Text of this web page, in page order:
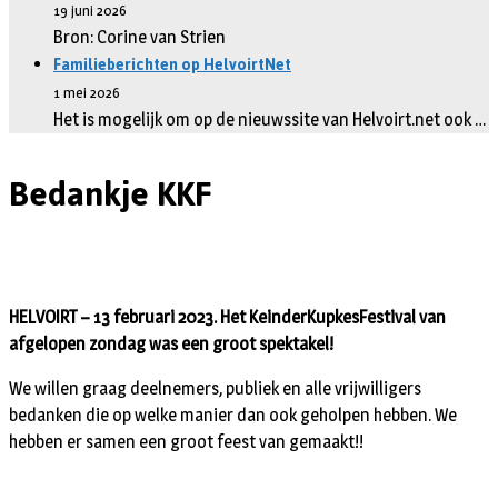
19 juni 2026
Bron: Corine van Strien
Familieberichten op HelvoirtNet
1 mei 2026
Het is mogelijk om op de nieuwssite van Helvoirt.net ook …
Bedankje KKF
HELVOIRT – 13 februari 2023. Het KeinderKupkesFestival van
afgelopen zondag was een groot spektakel!
We willen graag deelnemers, publiek en alle vrijwilligers
bedanken die op welke manier dan ook geholpen hebben. We
hebben er samen een groot feest van gemaakt!!